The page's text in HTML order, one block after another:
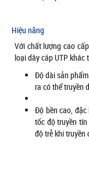
Hiệu năng
Với chất lượng cao
loại dây cáp UTP khác
Độ dài sản
ra có thể truyền
Độ bền cao,
tốc độ truyền
độ trễ khi truyền